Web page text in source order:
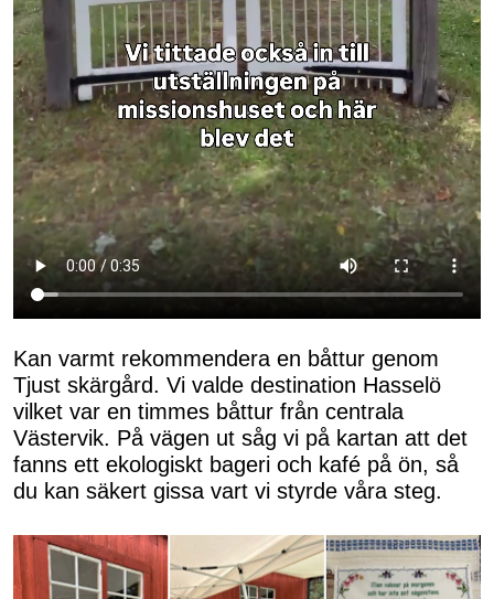
Kan varmt rekommendera en båttur genom
Tjust skärgård. Vi valde destination Hasselö
vilket var en timmes båttur från centrala
Västervik. På vägen ut såg vi på kartan att det
fanns ett ekologiskt bageri och kafé på ön, så
du kan säkert gissa vart vi styrde våra steg.